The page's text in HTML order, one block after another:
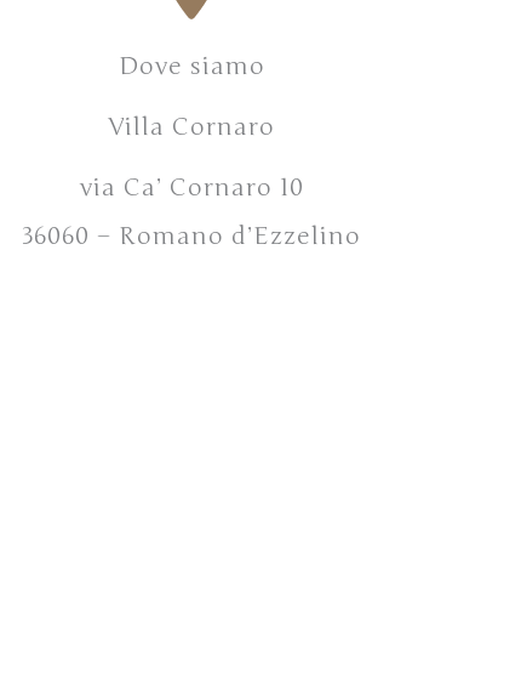
Dove siamo
Villa Cornaro
via Ca’ Cornaro 10
36060 – Romano d’Ezzelino